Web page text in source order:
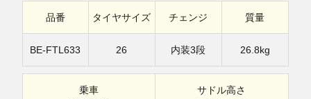
品番 タイヤサイズ チェンジ 質量
BE-FTL633 26 内装3段 26.8kg
乗車
サドル高さ